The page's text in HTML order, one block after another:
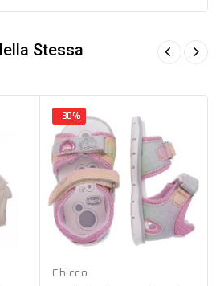
Stessa
Glicine
-30%
Chicco